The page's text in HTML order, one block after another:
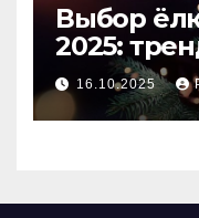
Выбор
2025:
16.10.2025